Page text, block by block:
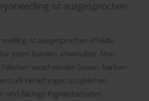
ist ausgesprochen
ist ausgesprochen effektiv,
jeden Kunden anwendbar. Man
verschwinden lassen, Narben
Vertiefungen ausgleichen.
und flächige Pigmentschatten